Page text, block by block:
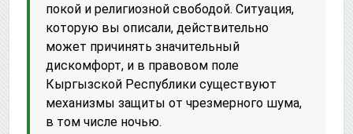
покой и религиозной свободой. Ситуация,
которую вы описали, действительно
может причинять значительный
дискомфорт, и в правовом поле
Кыргызской Республики существуют
механизмы защиты от чрезмерного шума,
в том числе ночью.